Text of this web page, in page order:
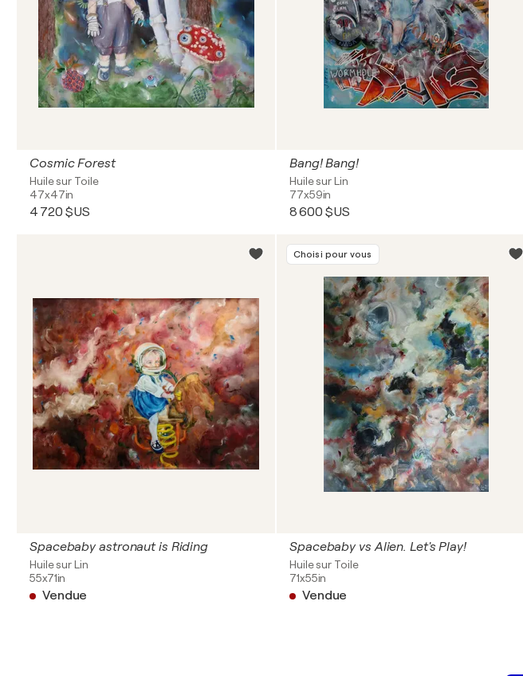
Cosmic Forest
Huile sur Toile
47x47in
4 720 $US
Bang! Bang!
Huile sur Lin
77x59in
8 600 $US
Spacebaby astronaut is Riding
Huile sur Lin
55x71in
Vendue
Choisi pour vous
Spacebaby vs Alien. Let's Play!
Huile sur Toile
71x55in
Vendue